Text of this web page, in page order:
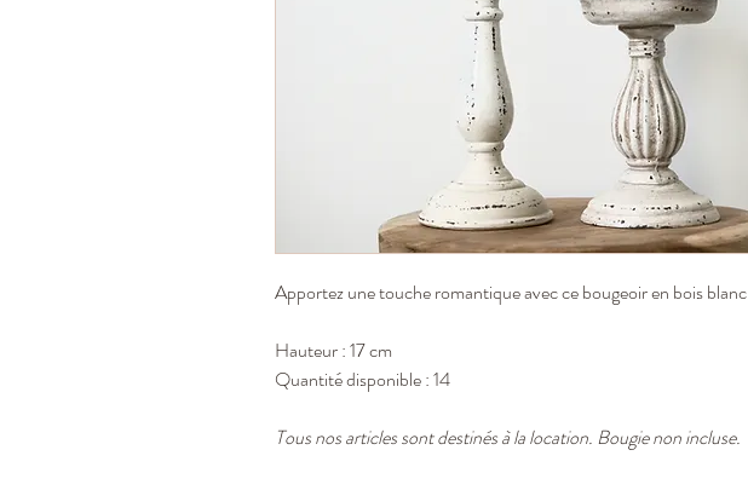
Apportez une touche romantique avec ce bougeoir en bois blanc
Hauteur : 17 cm
Quantité disponible : 14
Tous nos articles sont destinés à la location. Bougie non incluse.